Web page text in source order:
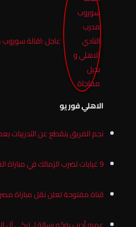
عاجل :اقالة سوروب
الاهلي فور يو
نجم الفريق ينقطع عن التدريبات
9 غيابات تضرب الزمالك في مباراة القمة ضد الأهلي.. «القائد» يثير الغموض
قناة مفتوحة تعلن نقل مباراة